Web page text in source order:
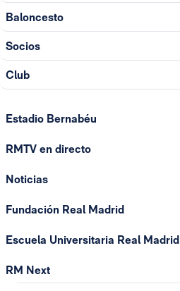
Baloncesto
Socios
Club
Estadio Bernabéu
RMTV en directo
Noticias
Fundación Real Madrid
Escuela Universitaria Real Madrid
RM Next